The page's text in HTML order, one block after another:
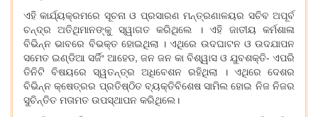
ଏହି କାର୍ଯ୍ୟକ୍ରମରେ ସୂଚନା ଓ ପ୍ରସାରଣ ମନ୍ତ୍ରଣାଳୟର ସଚିବ ଅପୂର୍ବ
ଚନ୍ଦ୍ର ଅତିଥିମାନଙ୍କୁ ସ୍ୱାଗତ କରିଥିଲେ । ଏହି ଜାତୀୟ କର୍ମଶାଳା
ବିଭିନ୍ନ ଭାବରେ ବିଭକ୍ତ ହୋଇଥିଲା । ଏଥିରେ ଉଦଘାଟନ ଓ ଉଦଯାପନ
ସମେତ ଇଣ୍ଡିଆ ସର୍ଜିଂ ଆହେଡ, ଜନ ଜନ କା ବିଶ୍ୱାସ ଓ ଯୁବଶକ୍ତି- ଏପରି
ତିନିଟି ବିଷୟରେ ସ୍ୱତନ୍ତ୍ର ଅଧିବେଶନ ରହିଥିଲା । ଏଥିରେ ଦେଶର
ବିଭିନ୍ନ କ୍ଷେତ୍ରର ପ୍ରତିଷ୍ଠିତ ବ୍ୟକ୍ତିବିଶେଷ ସାମିଲ ହୋଇ ନିଜ ନିଜର
ସୁଚିନ୍ତିତ ମତାମତ ଉପସ୍ଥାପନ କରିଥିଲେ।